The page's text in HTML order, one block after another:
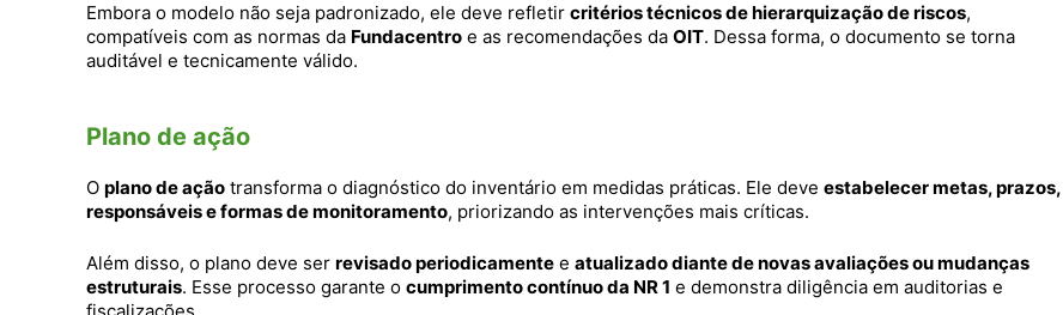
Embora o modelo não seja padronizado, ele deve refletir critérios técnicos de hierarquização de riscos,
compatíveis com as normas da Fundacentro e as recomendações da OIT. Dessa forma, o documento se torna
auditável e tecnicamente válido.
Plano de ação
O plano de ação transforma o diagnóstico do inventário em medidas práticas. Ele deve estabelecer metas, prazos,
responsáveis e formas de monitoramento, priorizando as intervenções mais críticas.
Além disso, o plano deve ser revisado periodicamente e atualizado diante de novas avaliações ou mudanças
estruturais. Esse processo garante o cumprimento contínuo da NR 1 e demonstra diligência em auditorias e
fiscalizações.